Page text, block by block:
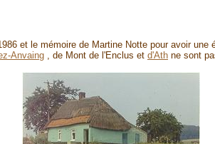
et le mémoire de Martine Notte pour avoir
Anvaing , de Mont de l'Enclus et d'Ath ne sont